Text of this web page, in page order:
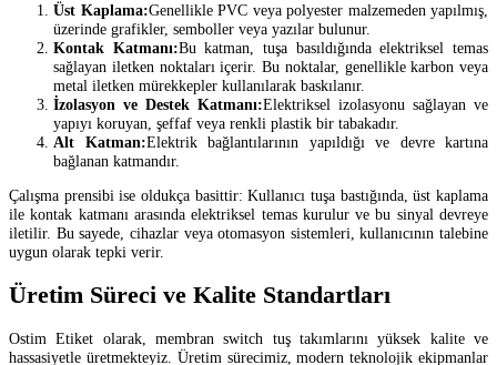
Üst Kaplama:Genellikle PVC veya polyester malzemeden yapılmış,
üzerinde grafikler, semboller veya yazılar bulunur.
Kontak Katmanı:Bu katman, tuşa basıldığında elektriksel temas
sağlayan iletken noktaları içerir. Bu noktalar, genellikle karbon veya
metal iletken mürekkepler kullanılarak baskılanır.
İzolasyon ve Destek Katmanı:Elektriksel izolasyonu sağlayan ve
yapıyı koruyan, şeffaf veya renkli plastik bir tabakadır.
Alt Katman:Elektrik bağlantılarının yapıldığı ve devre kartına
bağlanan katmandır.
Çalışma prensibi ise oldukça basittir: Kullanıcı tuşa bastığında, üst kaplama
ile kontak katmanı arasında elektriksel temas kurulur ve bu sinyal devreye
iletilir. Bu sayede, cihazlar veya otomasyon sistemleri, kullanıcının talebine
uygun olarak tepki verir.
Üretim Süreci ve Kalite Standartları
Ostim Etiket olarak, membran switch tuş takımlarını yüksek kalite ve
hassasiyetle üretmekteyiz. Üretim sürecimiz, modern teknolojik ekipmanlar